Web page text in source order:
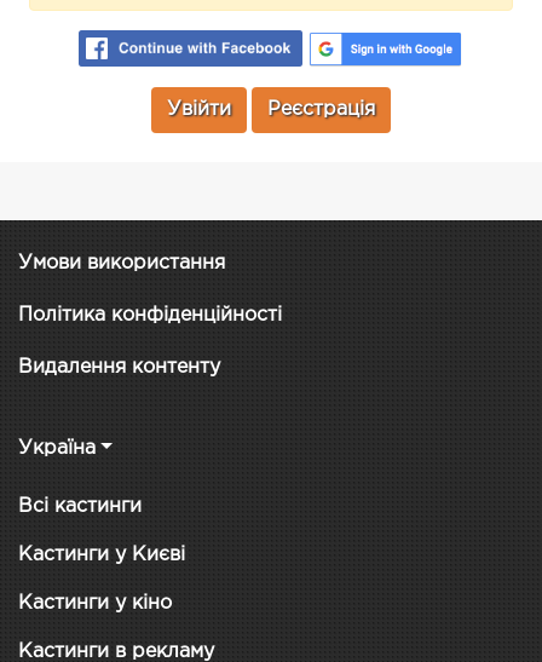
Увійти Реєстрація
Умови використання
Політика конфіденційності
Видалення контенту
Україна
Всі кастинги
Кастинги у Києві
Кастинги у кіно
Кастинги в рекламу